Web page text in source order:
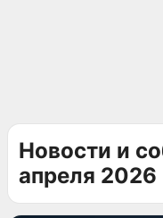
Новости и
апреля 2026